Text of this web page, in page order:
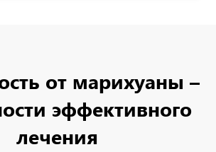
от марихуаны –
эффективного
лечения